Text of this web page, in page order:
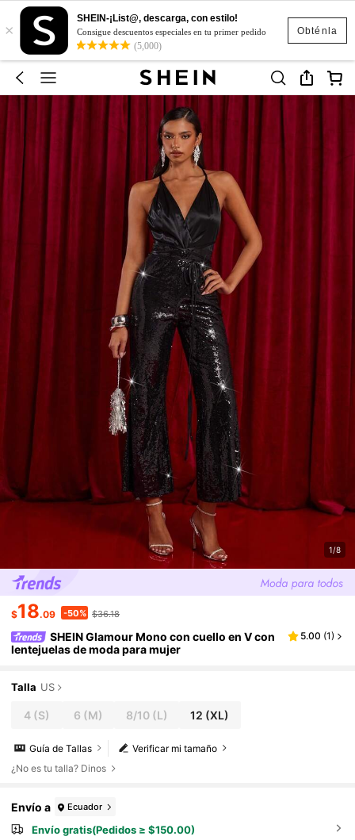
Obténla
×
SHEIN-¡List@, descarga, con estilo!
Consigue descuentos especiales en tu primer pedido
(5,000)
1/8
$18.09 -50% $36.18
SHEIN Glamour Mono con cuello en V con
lentejuelas de moda para mujer
5.00 (1)
Talla US
4 (S) 6 (M) 8/10(L) 12 (XL)
Verificar mi tamaño
Guía de Tallas
¿No es tu talla? Dinos
Envío a Ecuador
Envío gratis(Pedidos ≥ $150.00)